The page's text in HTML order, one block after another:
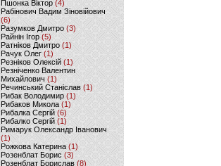
Пшонка Віктор(4)
Рабінович Вадим Зіновійович
(6)
Разумков Дмитро (3)
Райнін Ігор(5)
Ратніков Дмитро (1)
Рачук Олег (1)
Резніков Олексій(1)
Резніченко Валентин
Михайлович (1)
Речинський Станіслав (1)
Рибак Володимир(1)
Рибаков Микола(1)
Рибалка Сергій (6)
Рибалко Сергій (1)
Римарук Олександр Іванович
(1)
Рожкова Катерина(1)
Розенблат Борис (3)
Розенблат Борислав (8)